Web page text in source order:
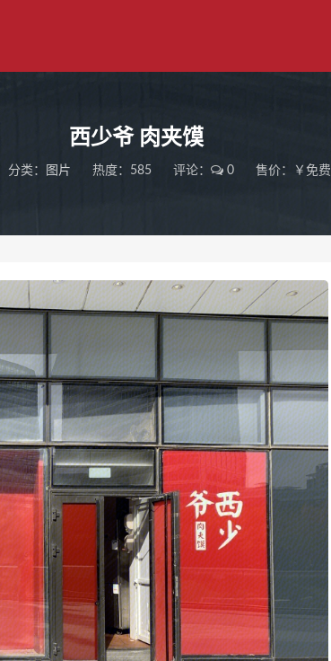
西少爷 肉夹馍
分类： 图片 热度：585 评论： 0 售价：￥免费